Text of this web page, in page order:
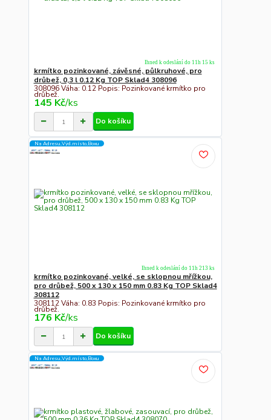
krmítko pozinkované, závěsné, půlkruhové, pro
drůbež, 0,3 l 0.12 Kg TOP Sklad4 308096
308096 Váha: 0.12 Popis: Pozinkované krmítko pro
drůbež.
145 Kč/ks
Ihned k odeslání do 11h 15 ks
Do košíku
Na Adresu,Výd.místo,Boxu
krmítko pozinkované, velké, se sklopnou mřížkou,
pro drůbež, 500 x 130 x 150 mm 0.83 Kg TOP Sklad4
308112
308112 Váha: 0.83 Popis: Pozinkované krmítko pro
drůbež.
176 Kč/ks
Ihned k odeslání do 11h 213 ks
Do košíku
Na Adresu,Výd.místo,Boxu